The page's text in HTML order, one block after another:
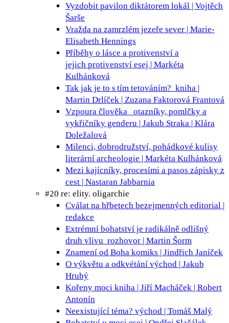
Vyzdobit pavilon diktátorem lokál | Vojtěch
Šarše
Vražda na zamrzlém jezeře sever | Marie-
Elisabeth Hennings
Příběhy o lásce a protivenství a
jejich protivenství esej | Markéta
Kulhánková
Tak jak je to s tím tetováním? kniha |
Martin Drlíček | Zuzana Faktorová Frantová
Vzpoura člověka
otazníky, pomlčky a
vykřičníky genderu | Jakub Straka | Klára
Doležalová
Milenci, dobrodružství, pohádkové kulisy
literární archeologie | Markéta Kulhánková
Mezi kajícníky, procesími a pasos zápisky z
cest | Nastaran Jabbarnia
#20 re: elity. oligarchie
Cválat na hřbetech bezejmenných editorial |
redakce
Extrémní bohatství je radikálně odlišný
druh vlivu rozhovor | Martin Šorm
Znamení od Boha komiks | Jindřich Janíček
O výkvětu a odkvétání východ | Jakub
Hrubý
Kořeny moci kniha | Jiří Macháček | Robert
Antonín
Neexistující téma? východ | Tomáš Malý